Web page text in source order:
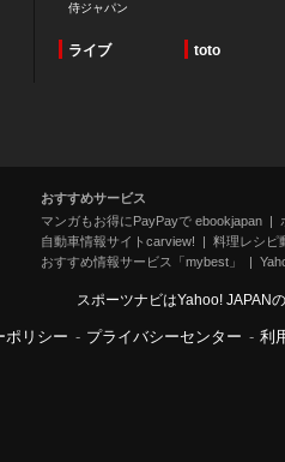
侍ジャパン
ライブ toto
おすすめサービス
マンガもお得にPayPayで ebookjapan
自動車情報サイトcarview!
料理レシピ
おすすめ情報サービス「mybest」
スポーツナビはYahoo! JAPAN
ポリシー - プライバシーセンター - 利